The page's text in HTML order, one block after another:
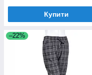
Купити
–22%